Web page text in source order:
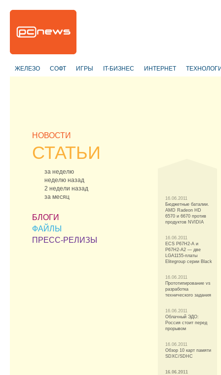
ЖЕЛЕЗО СОФТ ИГРЫ IT-БИЗНЕС ИНТЕРНЕТ
НОВОСТИ
СТАТЬИ
за неделю
неделю назад
2 недели назад
за месяц
БЛОГИ
ФАЙЛЫ
ПРЕСС-РЕЛИЗЫ
16.06.2011
Бюджетные баталии.
AMD Radeon HD
6570 и 6670 против
продуктов NVIDIA
16.06.2011
ECS P67H2-A и
P67H2-A2 — две
LGA1155-платы
Elitegroup серии Black
16.06.2011
Прототипирование vs
разработка
технического задания
16.06.2011
Облачный ЭДО:
Россия стоит перед
прорывом
16.06.2011
Обзор 10 карт памяти
SDXC/SDHC
16.06.2011